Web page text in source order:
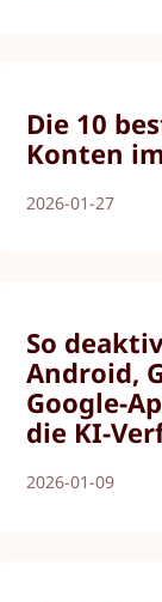
Die 10
Konten
2026-01-27
So
Android,
Google-
die KI-
2026-01-09